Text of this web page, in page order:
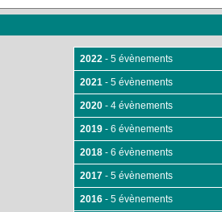
2022 - 5 évènements
2021 - 5 évènements
2020 - 4 évènements
2019 - 6 évènements
2018 - 6 évènements
2017 - 5 évènements
2016 - 5 évènements